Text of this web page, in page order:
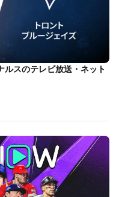
ルスのテレビ放送・ネット